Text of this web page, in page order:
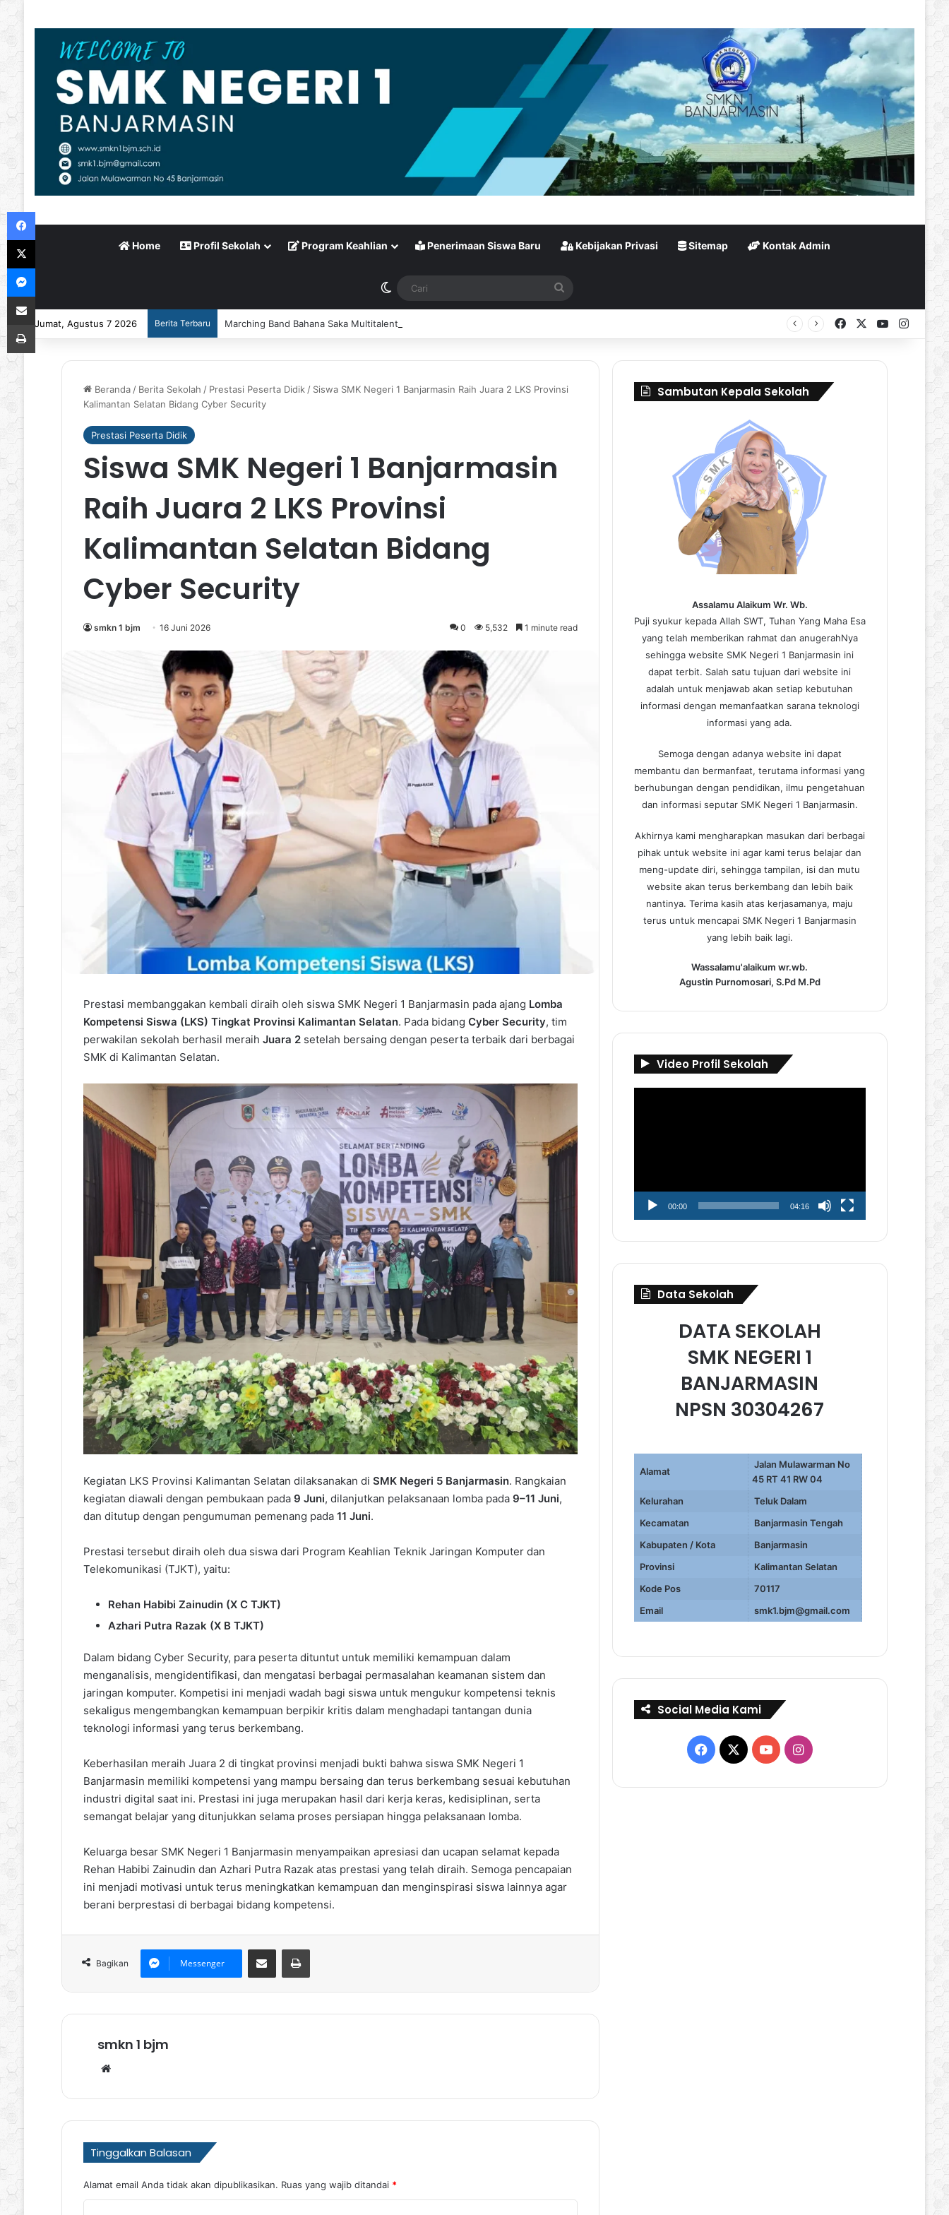
Home Profil Sekolah Program Keahlian Penerimaan Siswa Baru Kebijakan Privasi Sitemap Kontak Admin
Switch skin Cari
Jumat, Agustus 7 2026 Berita Terbaru Marching Band Bahana Saka Multitalent SMK Negeri 1 Banjarmasin Borong Prestasi di Festival Borneo Marching Day 2026 FacebookYouTube
Beranda / Berita Sekolah / Prestasi Peserta Didik / Siswa SMK Negeri 1 Banjarmasin Raih Juara 2 LKS Provinsi
Kalimantan Selatan Bidang Cyber Security
Prestasi Peserta Didik
Siswa SMK Negeri 1 Banjarmasin
Raih Juara 2 LKS Provinsi
Kalimantan Selatan Bidang
Cyber Security
smkn 1 bjm 16 Juni 2026 0 5,532 1 minute read
Prestasi membanggakan kembali diraih oleh siswa SMK Negeri 1 Banjarmasin pada ajang Lomba
Kompetensi Siswa (LKS) Tingkat Provinsi Kalimantan Selatan. Pada bidang Cyber Security, tim
perwakilan sekolah berhasil meraih Juara 2setelah bersaing dengan peserta terbaik dari berbagai
SMK di Kalimantan Selatan.
Kegiatan LKS Provinsi Kalimantan Selatan dilaksanakan di SMK Negeri 5 Banjarmasin. Rangkaian
kegiatan diawali dengan pembukaan pada 9 Juni, dilanjutkan pelaksanaan lomba pada 9–11 Juni,
dan ditutup dengan pengumuman pemenang pada 11 Juni.
Prestasi tersebut diraih oleh dua siswa dari Program Keahlian Teknik Jaringan Komputer dan
Telekomunikasi (TJKT), yaitu:
Rehan Habibi Zainudin (X C TJKT)
Azhari Putra Razak (X B TJKT)
Dalam bidang Cyber Security, para peserta dituntut untuk memiliki kemampuan dalam
menganalisis, mengidentifikasi, dan mengatasi berbagai permasalahan keamanan sistem dan
jaringan komputer. Kompetisi ini menjadi wadah bagi siswa untuk mengukur kompetensi teknis
sekaligus mengembangkan kemampuan berpikir kritis dalam menghadapi tantangan dunia
teknologi informasi yang terus berkembang.
Keberhasilan meraih Juara 2 di tingkat provinsi menjadi bukti bahwa siswa SMK Negeri 1
Banjarmasin memiliki kompetensi yang mampu bersaing dan terus berkembang sesuai kebutuhan
industri digital saat ini. Prestasi ini juga merupakan hasil dari kerja keras, kedisiplinan, serta
semangat belajar yang ditunjukkan selama proses persiapan hingga pelaksanaan lomba.
Keluarga besar SMK Negeri 1 Banjarmasin menyampaikan apresiasi dan ucapan selamat kepada
Rehan Habibi Zainudin dan Azhari Putra Razak atas prestasi yang telah diraih. Semoga pencapaian
ini menjadi motivasi untuk terus meningkatkan kemampuan dan menginspirasi siswa lainnya agar
berani berprestasi di berbagai bidang kompetensi.
Bagikan Messenger
Bagikan via Email Print
smkn 1 bjm
Tinggalkan Balasan
Alamat email Anda tidak akan dipublikasikan. Ruas yang wajib ditandai *
Sambutan Kepala Sekolah
Assalamu Alaikum Wr. Wb.
Puji syukur kepada Allah SWT, Tuhan Yang Maha Esa
yang telah memberikan rahmat dan anugerahNya
sehingga website SMK Negeri 1 Banjarmasin ini
dapat terbit. Salah satu tujuan dari website ini
adalah untuk menjawab akan setiap kebutuhan
informasi dengan memanfaatkan sarana teknologi
informasi yang ada.
Semoga dengan adanya website ini dapat
membantu dan bermanfaat, terutama informasi yang
berhubungan dengan pendidikan, ilmu pengetahuan
dan informasi seputar SMK Negeri 1 Banjarmasin.
Akhirnya kami mengharapkan masukan dari berbagai
pihak untuk website ini agar kami terus belajar dan
meng-update diri, sehingga tampilan, isi dan mutu
website akan terus berkembang dan lebih baik
nantinya. Terima kasih atas kerjasamanya, maju
terus untuk mencapai SMK Negeri 1 Banjarmasin
yang lebih baik lagi.
Wassalamu'alaikum wr.wb.
Agustin Purnomosari, S.Pd M.Pd
Video Profil Sekolah
00:00 04:16
Data Sekolah
DATA SEKOLAH
SMK NEGERI 1
BANJARMASIN
NPSN 30304267
Alamat
Jalan Mulawarman No
45 RT 41 RW 04
Kelurahan
Teluk Dalam
Kecamatan
Banjarmasin Tengah
Kabupaten / Kota
Banjarmasin
Provinsi
Kalimantan Selatan
Kode Pos
70117
Email
smk1.bjm@gmail.com
Social Media Kami
Facebook
X YouTubeInstagram
Facebook
X
Messenger
Bagikan via Email
Print